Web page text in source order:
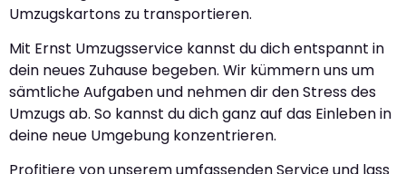
Umzugskartons zu transportieren.
Mit Ernst Umzugsservice kannst du dich entspannt in
dein neues Zuhause begeben. Wir kümmern uns um
sämtliche Aufgaben und nehmen dir den Stress des
Umzugs ab. So kannst du dich ganz auf das Einleben in
deine neue Umgebung konzentrieren.